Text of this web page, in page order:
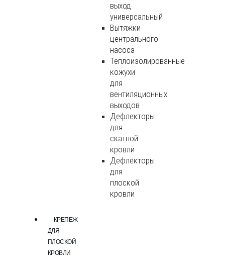
выход
универсальный
Вытяжки
центрального
насоса
Теплоизолированные
кожухи
для
вентиляционных
выходов
Дефлекторы
для
скатной
кровли
Дефлекторы
для
плоской
кровли
КРЕПЕЖ
ДЛЯ
ПЛОСКОЙ
КРОВЛИ